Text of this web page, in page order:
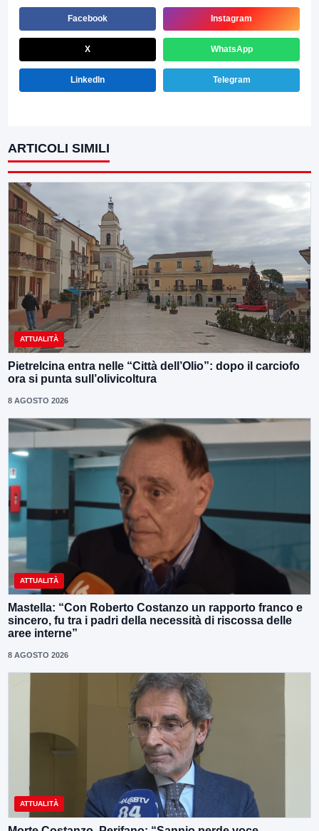
Facebook Instagram
X WhatsApp
LinkedIn Telegram
ARTICOLI SIMILI
ATTUALITÀ
Pietrelcina entra nelle “Città dell’Olio”: dopo il carciofo
ora si punta sull’olivicoltura
8 AGOSTO 2026
ATTUALITÀ
Mastella: “Con Roberto Costanzo un rapporto franco e
sincero, fu tra i padri della necessità di riscossa delle
aree interne”
8 AGOSTO 2026
ATTUALITÀ